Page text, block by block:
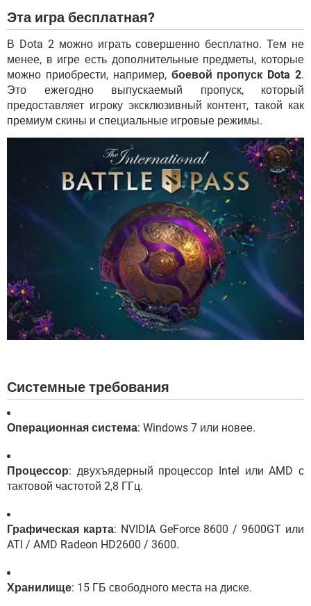
Эта игра бесплатная?
В Dota 2 можно играть совершенно бесплатно. Тем не
менее, в игре есть дополнительные предметы, которые
можно приобрести, например, боевой пропуск Dota 2.
Это ежегодно выпускаемый пропуск, который
предоставляет игроку эксклюзивный контент, такой как
премиум скины и специальные игровые режимы.
Системные требования
Операционная система: Windows 7 или новее.
Процессор: двухъядерный процессор Intel или AMD с
тактовой частотой 2,8 ГГц.
Графическая карта: NVIDIA GeForce 8600 / 9600GT или
ATI / AMD Radeon HD2600 / 3600.
Хранилище: 15 ГБ свободного места на диске.